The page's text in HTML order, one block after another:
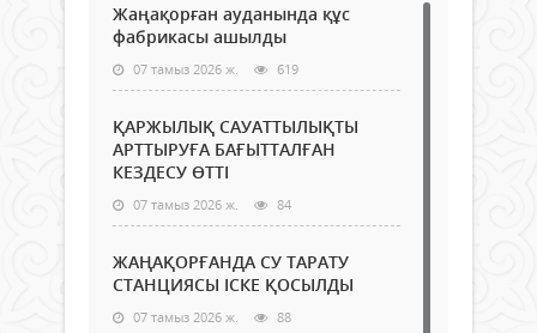
Жаңақорған ауданында құс
фабрикасы ашылды
07 тамыз 2026 ж. 619
ҚАРЖЫЛЫҚ САУАТТЫЛЫҚТЫ
АРТТЫРУҒА БАҒЫТТАЛҒАН
КЕЗДЕСУ ӨТТІ
07 тамыз 2026 ж. 84
ЖАҢАҚОРҒАНДА СУ ТАРАТУ
СТАНЦИЯСЫ ІСКЕ ҚОСЫЛДЫ
07 тамыз 2026 ж. 88